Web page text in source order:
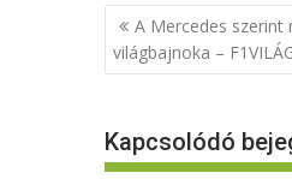
Bejegyzés
navigáció
A Mercedes szerint
világbajnoka –
Kapcsolódó